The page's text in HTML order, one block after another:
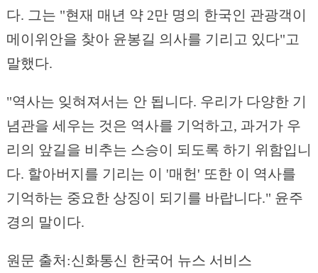
다. 그는 "현재 매년 약 2만 명의 한국인 관광객이
메이위안을 찾아 윤봉길 의사를 기리고 있다"고
말했다.
"역사는 잊혀져서는 안 됩니다. 우리가 다양한 기
념관을 세우는 것은 역사를 기억하고, 과거가 우
리의 앞길을 비추는 스승이 되도록 하기 위함입니
다. 할아버지를 기리는 이 '매헌' 또한 이 역사를
기억하는 중요한 상징이 되기를 바랍니다." 윤주
경의 말이다.
원문 출처:신화통신 한국어 뉴스 서비스